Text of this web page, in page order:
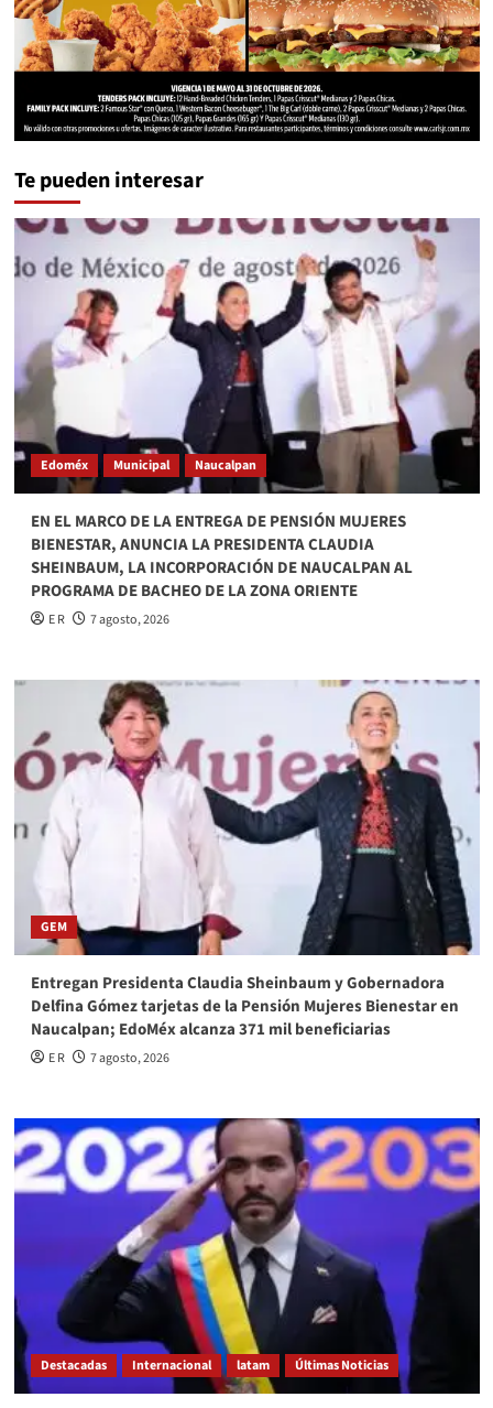
Te pueden interesar
Edoméx Municipal Naucalpan
EN EL MARCO DE LA ENTREGA DE PENSIÓN MUJERES
BIENESTAR, ANUNCIA LA PRESIDENTA CLAUDIA
SHEINBAUM, LA INCORPORACIÓN DE NAUCALPAN AL
PROGRAMA DE BACHEO DE LA ZONA ORIENTE
E R 7 agosto, 2026
GEM
Entregan Presidenta Claudia Sheinbaum y Gobernadora
Delfina Gómez tarjetas de la Pensión Mujeres Bienestar en
Naucalpan; EdoMéx alcanza 371 mil beneficiarias
E R 7 agosto, 2026
Destacadas Internacional latam Últimas Noticias